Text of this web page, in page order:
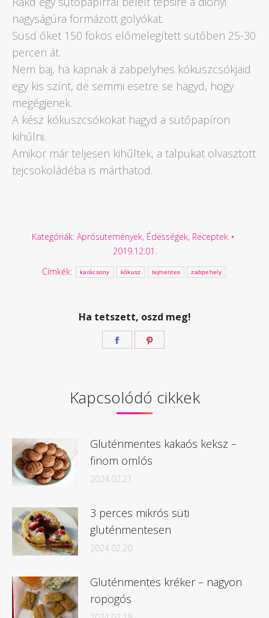
nagyságúra formázott golyókat.
Süsd őket 150 fokos előmelegített sütőben 25-30
percen át.
Nem baj, ha kapnak a zabpelyhes kókuszcsókjaid
egy kis színt, de semmi esetre se hagyd, hogy
megégjenek.
A kész kókuszcsókokat hagyd a sütőpapíron
kihűlni.
Amikor már teljesen kihűltek, a talpukat olvasztott
tejcsokoládéba is márthatod.
Kategóriák: Aprósütemények, Édességek, Receptek
2019.12.01.
Címkék:
karácsony kókusz tejmentes zabpehely
Ha tetszett, oszd meg!
Megosztás
Kapcsolódó cikkek
Gluténmentes kakaós keksz –
finom omlós
2024.02.21.
3 perces mikrós süti
gluténmentesen
2024.02.20.
Gluténmentes kréker – nagyon
ropogós